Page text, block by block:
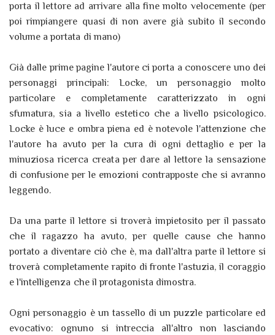
porta il lettore ad arrivare alla fine molto velocemente (per
poi rimpiangere quasi di non avere già subito il secondo
volume a portata di mano)
Già dalle prime pagine l'autore ci porta a conoscere uno dei
personaggi principali: Locke, un personaggio molto
particolare e completamente caratterizzato in ogni
sfumatura, sia a livello estetico che a livello psicologico.
Locke è luce e ombra piena ed è notevole l'attenzione che
l'autore ha avuto per la cura di ogni dettaglio e per la
minuziosa ricerca creata per dare al lettore la sensazione
di confusione per le emozioni contrapposte che si avranno
leggendo.
Da una parte il lettore si troverà impietosito per il passato
che il ragazzo ha avuto, per quelle cause che hanno
portato a diventare ciò che è, ma dall'altra parte il lettore si
troverà completamente rapito di fronte l'astuzia, il coraggio
e l'intelligenza che il protagonista dimostra.
Ogni personaggio è un tassello di un puzzle particolare ed
evocativo: ognuno si intreccia all'altro non lasciando